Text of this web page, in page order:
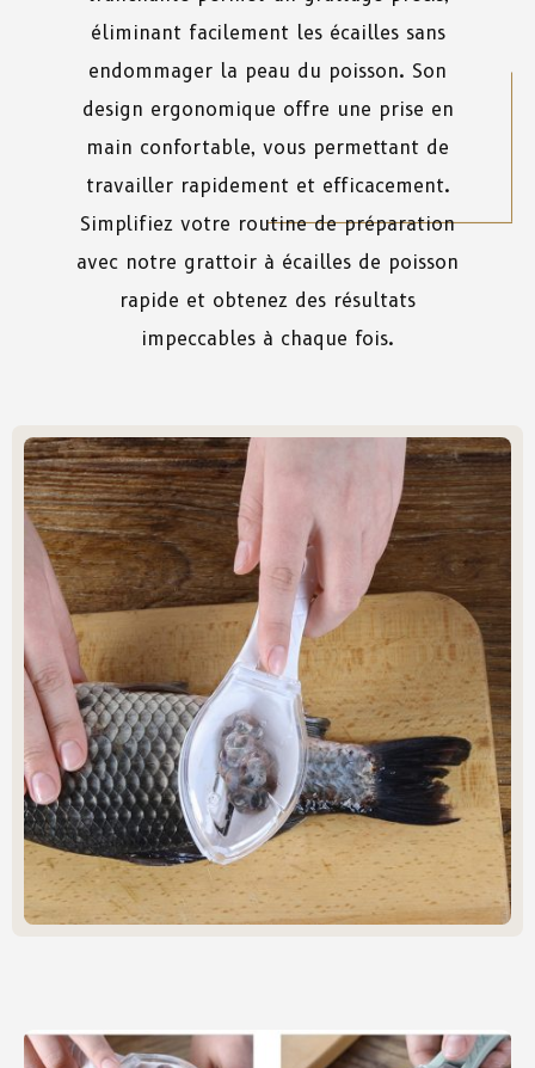
éliminant facilement les écailles sans
endommager la peau du poisson. Son
design ergonomique offre une prise en
main confortable, vous permettant de
travailler rapidement et efficacement.
Simplifiez votre routine de préparation
avec notre grattoir à écailles de poisson
rapide et obtenez des résultats
impeccables à chaque fois.